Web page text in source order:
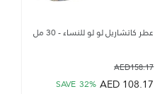
عطر كاتشاريل لو لو للنساء - 30 مل
158.17
AED
108.17
AED
SAVE 32%